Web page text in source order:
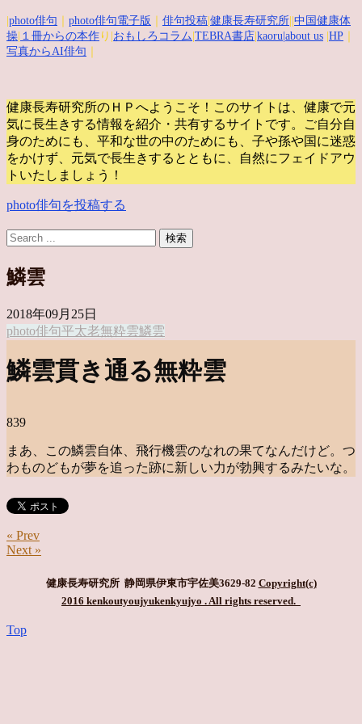
photo俳句 photo俳句電子版 俳句投稿 健康長寿研究所 中国健康体
操 １冊からの本作 り| おもしろコラム TEBRA書店 kaoru |about us HP
写真からAI俳句
健康長寿研究所のＨＰへようこそ！このサイトは、健康で元
気に長生きする情報を紹介・共有するサイトです。
ご自分自
身のためにも、平和な世の中のためにも、子や孫や国に迷惑
をかけず、元気で長生きするとともに、自然にフェイドアウ
トいたしましょう！
photo俳句を投稿する
鱗雲
2018年09月25日
photo俳句平太老無粋雲鱗雲
鱗雲貫き通る無粋雲
839
まあ、この鱗雲自体、飛行機雲のなれの果てなんだけど。つ
わものどもが夢を追った跡に新しい力が勃興するみたいな。
« Prev
Next »
健康長寿研究所 静岡県伊東市宇佐美3629-82 Copyright(c)
2016 kenkoutyoujyukenkyujyo . All rights reserved.
Top